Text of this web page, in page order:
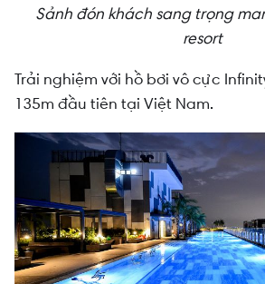
Sảnh đón khách sang trọng
resort
Trải nghiệm với hồ bơi vô cực
135m đầu tiên tại Việt Nam.